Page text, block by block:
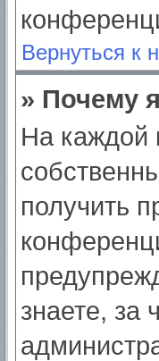
Вернуться к
» Почему
На каждой
получить
знаете, за